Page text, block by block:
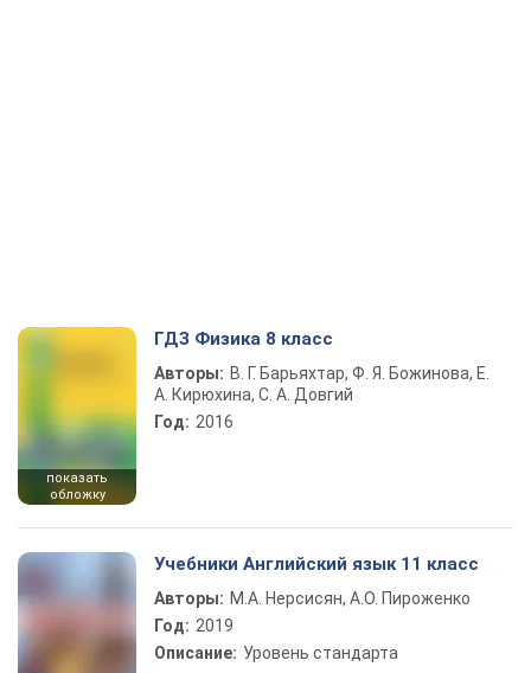
показать
обложку
ГДЗ Физика 8 класс
Авторы: В. Г. Барьяхтар, Ф. Я. Божинова, Е.
А. Кирюхина, С. А. Довгий
Год: 2016
Учебники Английский язык 11 класс
Авторы: М.А. Нерсисян, А.О. Пироженко
Год: 2019
Описание: Уровень стандарта